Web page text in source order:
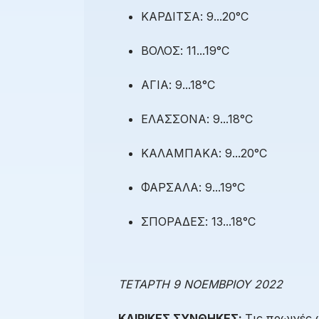
ΚΑΡΔΙΤΣΑ: 9...20°C
ΒΟΛΟΣ: 11...19°C
ΑΓΙΑ: 9...18°C
ΕΛΑΣΣΟΝΑ: 9...18°C
ΚΑΛΑΜΠΑΚΑ: 9...20°C
ΦΑΡΣΑΛΑ: 9...19°C
ΣΠΟΡΑΔΕΣ: 13...18°C
ΤΕΤΑΡΤΗ 9 ΝΟΕΜΒΡΙΟΥ 2022